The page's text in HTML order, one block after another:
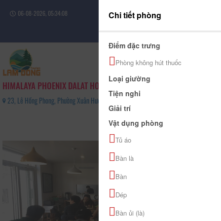
06-08-2026, 05:34:08
Đăng nhập
HIMALAYA PHOENIX DALAT HOTEL
23, Lê Hồng Phong, Phường Xuân Hương - Đà Lạt, Tỉnh Lâm Đồng - 0263 3570 468
(0 Đánh giá)
Chi tiết phòng
Điểm đặc trưng
Phòng không hút thuốc
Loại giường
Tiện nghi
Giải trí
Vật dụng phòng
Tủ áo
Bàn là
Bàn
Dép
Bàn ủi (là)